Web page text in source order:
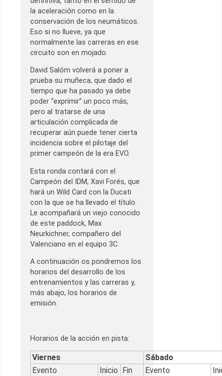
la aceleración como en la
conservación de los neumáticos.
Eso si no llueve, ya que
normalmente las carreras en ese
circuito son en mojado.
David Salóm volverá a poner a
prueba su muñeca, que dado el
tiempo que ha pasado ya debe
poder “exprimir” un poco más,
pero al tratarse de una
articulación complicada de
recuperar aún puede tener cierta
incidencia sobre el pilotaje del
primer campeón de la era EVO.
Esta ronda contará con el
Campeón del IDM, Xavi Forés, que
hará un Wild Card con la Ducati
con la que se ha llevado el título.
Le acompañará un viejo conocido
de este paddock, Max
Neurkichner, compañero del
Valenciano en el equipo 3C.
A continuación os pondremos los
horarios del desarrollo de los
entrenamientos y las carreras y,
más abajo, los horarios de
emisión.
Horarios de la acción en pista:
Viernes
Sábado
Evento
Inicio Fin Evento